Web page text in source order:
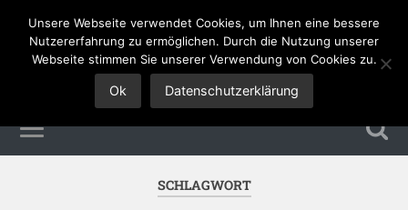
Tourismus Jobs
SCHLAGWORT
Unsere Webseite verwendet Cookies, um Ihnen eine bessere
Nutzererfahrung zu ermöglichen. Durch die Nutzung unserer
Webseite stimmen Sie unserer Verwendung von Cookies zu.
Ok Datenschutzerklärung